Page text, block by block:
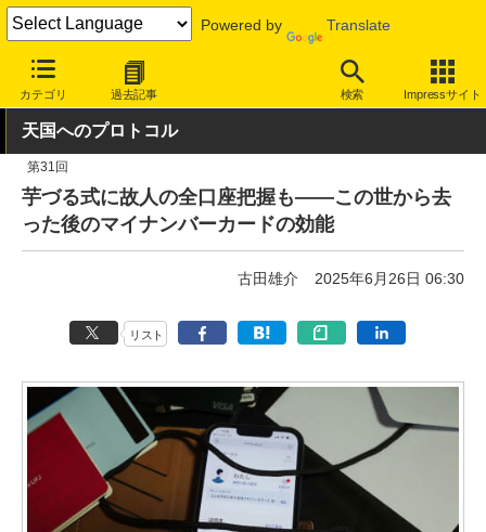
Powered by Translate
カテゴリ 過去記事 検索 Impressサイト
INTERNET Watch トピック
天国へのプロトコル
第31回
芋づる式に故人の全口座把握も――この世から去
った後のマイナンバーカードの効能
古田雄介 2025年6月26日 06:30
リスト